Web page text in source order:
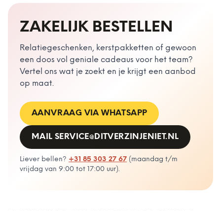
ZAKELIJK BESTELLEN
Relatiegeschenken, kerstpakketten of gewoon
een doos vol geniale cadeaus voor het team?
Vertel ons wat je zoekt en je krijgt een aanbod
op maat.
AANVRAAG VIA WHATSAPP
MAIL SERVICE@DITVERZINJENIET.NL
Liever bellen? +31 85 303 27 67 ( maandag t/m
vrijdag van 9:00 tot 17:00 uur).